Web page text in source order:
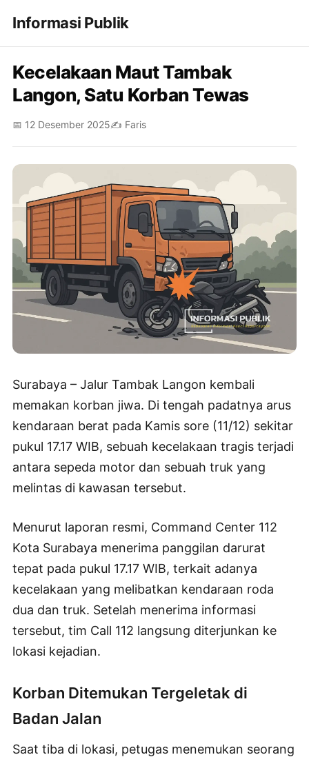
Informasi Publik
Kecelakaan Maut Tambak
Langon, Satu Korban Tewas
📅 12 Desember 2025✍️ Faris
Surabaya – Jalur Tambak Langon kembali
memakan korban jiwa. Di tengah padatnya arus
kendaraan berat pada Kamis sore (11/12) sekitar
pukul 17.17 WIB, sebuah kecelakaan tragis terjadi
antara sepeda motor dan sebuah truk yang
melintas di kawasan tersebut.
Menurut laporan resmi, Command Center 112
Kota Surabaya menerima panggilan darurat
tepat pada pukul 17.17 WIB, terkait adanya
kecelakaan yang melibatkan kendaraan roda
dua dan truk. Setelah menerima informasi
tersebut, tim Call 112 langsung diterjunkan ke
lokasi kejadian.
Korban Ditemukan Tergeletak di
Badan Jalan
Saat tiba di lokasi, petugas menemukan seorang